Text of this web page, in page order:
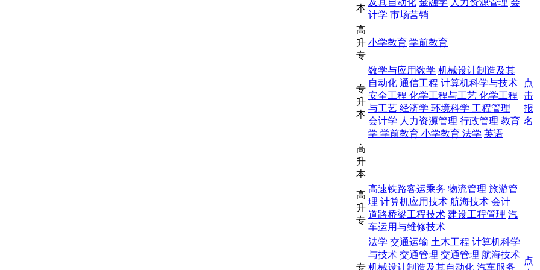
本
计学 市场营销
高
升
专
小学教育 学前教育
点
击
报
名
专
升
本
数学与应用数学 机械设计制造及其
自动化 通信工程 计算机科学与技术
安全工程 化学工程与工艺 化学工程
与工艺 经济学 环境科学 工程管理
会计学 人力资源管理 行政管理 教育
学 学前教育 小学教育 法学 英语
高
升
本
高
升
专
高速铁路客运乘务 物流管理 旅游管
理 计算机应用技术 航海技术 会计
道路桥梁工程技术 建设工程管理 汽
车运用与维修技术
点
专
法学 交通运输 土木工程 计算机科学
与技术 交通管理 交通管理 航海技术
机械设计制造及其自动化 汽车服务